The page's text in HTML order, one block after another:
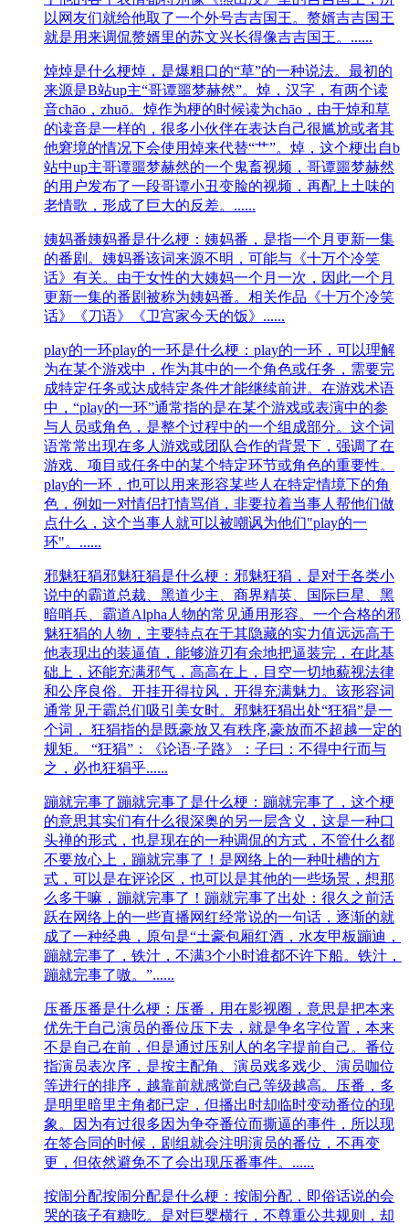
以网友们就给他取了一个外号吉吉国王。赘婿吉吉国王
就是用来调侃赘婿里的苏文兴长得像吉吉国王。......
焯焯是什么梗焯，是‌‌‌‌‌‌‌‌‌‌‌爆粗口的“草”的一种说法。最初的
来源是B站up主“哥谭噩梦赫然”。焯，汉字，有两个读
音chāo，zhuō。焯作为梗的时候读为chāo，由于焯和草
的读音是一样的，很多小伙伴在表达自己很尴尬或者其
他窘境的情况下会使用焯来代替“艹”。焯，这个梗出自b
站中up主哥谭噩梦赫然的一个鬼畜视频，哥谭噩梦赫然
的用户发布了一段哥谭小丑变脸的视频，再配上土味的
老情歌，形成了巨大的反差。......
姨妈番姨妈番是什么梗：姨妈番，是指一个月更新一集
的番剧。姨妈番该词来源不明，可能与《十万个冷笑
话》有关。由于女性的大姨妈一个月一次，因此一个月
更新一集的番剧被称为姨妈番。相关作品《十万个冷笑
话》《刀语》《卫宫家今天的饭》......
play的一环play的一环是什么梗：play的一环，可以理解
为在某个游戏中，作为其中的一个角色或任务，需要完
成特定任务或达成特定条件才能继续前进。在游戏术语
中，“play的一环”通常指的是在某个游戏或表演中的参
与人员或角色，是整个过程中的一个组成部分。这个词
语常常出现在多人游戏或团队合作的背景下，强调了在
游戏、项目或任务中的某个特定环节或角色的重要性。
play的一环，也可以用来形容某些人在特定情境下的角
色，例如一对情侣打情骂俏，非要拉着当事人帮他们做
点什么，这个当事人就可以被嘲讽为他们"play的一
环"。......
邪魅狂狷邪魅狂狷是什么梗：邪魅狂狷，是对于各类小
说中的霸道总裁、黑道少主、商界精英、国际巨星、黑
暗哨兵、霸道Alpha人物的常见通用形容。一个合格的邪
魅狂狷的人物，主要特点在于其隐藏的实力值远远高于
他表现出的装逼值，能够游刃有余地把逼装完，在此基
础上，还能充满邪气，高高在上，目空一切地藐视法律
和公序良俗。开挂开得拉风，开得充满魅力。该形容词
通常见于霸总们吸引美女时。邪魅狂狷出处“狂狷”是一
个词， 狂狷指的是既豪放又有秩序,豪放而不超越一定的
规矩。 “狂狷”：《论语·子路》：子曰：不得中行而与
之，必也狂狷乎......
蹦就完事了蹦就完事了是什么梗：蹦就完事了，这个梗
的意思其实们有什么很深奥的另一层含义，这是一种口
头禅的形式，也是现在的一种调侃的方式，不管什么都
不要放心上，蹦就完事了！是网络上的一种吐槽的方
式，可以是在评论区，也可以是其他的一些场景，想那
么多干嘛，蹦就完事了！蹦就完事了出处：很久之前活
跃在网络上的一些直播网红经常说的一句话，逐渐的就
成了一种经典，原句是“土豪包厢红酒，水友甲板蹦迪，
蹦就完事了，铁汁，不满3个小时谁都不许下船。铁汁，
蹦就完事了嗷。”......
压番压番是什么梗：压番，用在影视圈，意思是把本来
优先于自己演员的番位压下去，就是争名字位置，本来
不是自己在前，但是通过压别人的名字提前自己。番位
指演员表次序，是按主配角、演员戏多戏少、演员咖位
等进行的排序，越靠前就感觉自己等级越高。压番，多
是明里暗里主角都已定，但播出时却临时变动番位的现
象。因为有过很多因为争夺番位而撕逼的事件，所以现
在签合同的时候，剧组就会注明演员的番位，不再变
更，但依然避免不了会出现压番事件。......
按闹分配按闹分配是什么梗：按闹分配，即俗话说的会
哭的孩子有糖吃。是对巨婴横行，不尊重公共规则，却